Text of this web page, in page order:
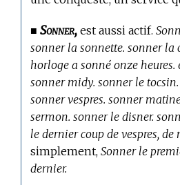
■Sonner, est aussi actif.
sonner la sonnette. sonner la
horloge a sonné onze heures.
sonner midy. sonner le
sonner vespres. sonner
sermon. sonner le disner.
le dernier coup de vespres, de
simplement,Sonner le
dernier.